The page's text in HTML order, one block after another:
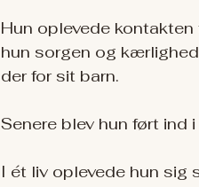
Hun oplevede
hun sorgen og
der for sit barn.
Senere blev hun ført ind
I ét liv oplevede hun sig